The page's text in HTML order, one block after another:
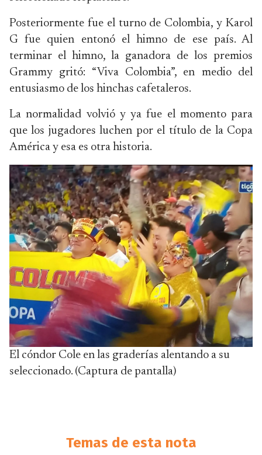
Posteriormente fue el turno de Colombia, y Karol
G fue quien entonó el himno de ese país. Al
terminar el himno, la ganadora de los premios
Grammy gritó: “Viva Colombia”, en medio del
entusiasmo de los hinchas cafetaleros.
La normalidad volvió y ya fue el momento para
que los jugadores luchen por el título de la Copa
América y esa es otra historia.
El cóndor Cole en las graderías alentando a su
seleccionado. (Captura de pantalla)
Temas de esta nota